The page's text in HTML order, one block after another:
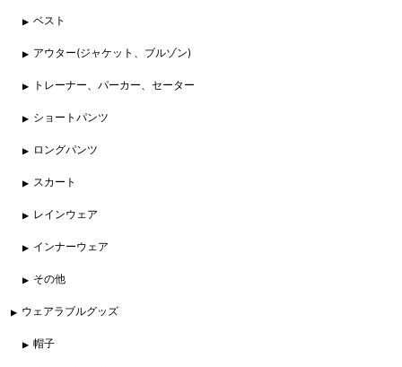
ベスト
アウター(ジャケット、ブルゾン)
トレーナー、パーカー、セーター
ショートパンツ
ロングパンツ
スカート
レインウェア
インナーウェア
その他
ウェアラブルグッズ
帽子